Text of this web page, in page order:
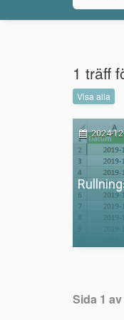
1 träff
Visa alla
2024-
Sida 1 av